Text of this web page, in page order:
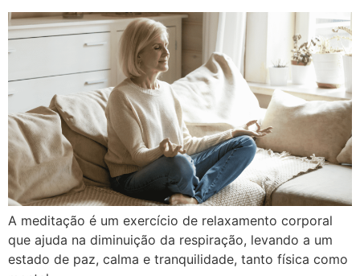
A meditação é um exercício de relaxamento corporal
que ajuda na diminuição da respiração, levando a um
estado de paz, calma e tranquilidade, tanto física como